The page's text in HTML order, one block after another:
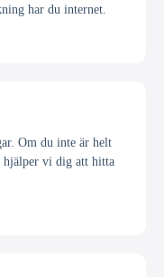
har du internet.
Om du inte är helt
hjälper vi dig att hitta